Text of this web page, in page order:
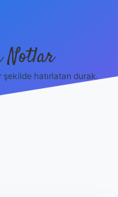
Notlar
hatırlatan durak.